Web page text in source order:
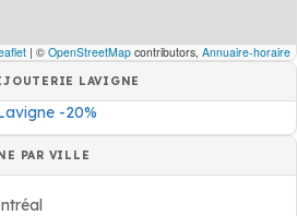
| © OpenStreetMap contributors, Annuaire-horaire
LAVIGNE
-20%
PAR VILLE